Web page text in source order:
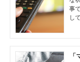
事
し